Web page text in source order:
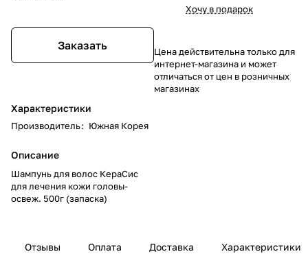
Заказать
Характеристики
Производитель: Южная Корея
Описание
Шампунь для волос КераСис
для лечения кожи головы-
освеж. 500г (запаска)
Хочу в подарок
Цена действительна только для
интернет-магазина и может
отличаться от цен в розничных
магазинах
Отзывы Оплата Доставка Характеристики